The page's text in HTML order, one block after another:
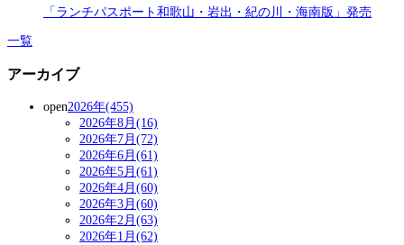
「ランチパスポート和歌山・岩出・紀の川・海南版」発売
一覧
アーカイブ
open2026年(455)
2026年8月(16)
2026年7月(72)
2026年6月(61)
2026年5月(61)
2026年4月(60)
2026年3月(60)
2026年2月(63)
2026年1月(62)